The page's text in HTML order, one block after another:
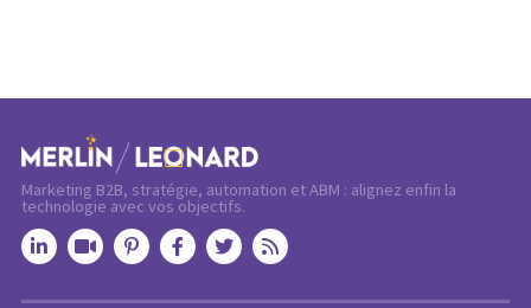
Marketing B2B, stratégie, automation et ABM : alignez enfin la
technologie avec vos objectifs.